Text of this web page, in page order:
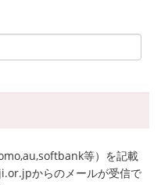
等）を記載
からのメールが受信で